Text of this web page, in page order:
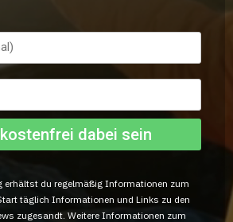
dabei sein
erhältst du regelmäßig Informationen zum
täglich Informationen und Links zu den
zugesandt. Weitere Informationen zum